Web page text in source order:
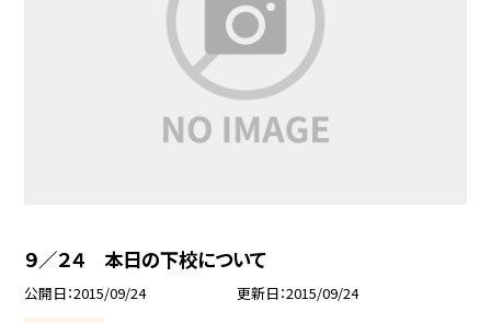
９／２４ 本日の下校について
公開日 2015/09/24 更新日 2015/09/24